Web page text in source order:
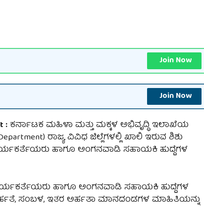
Join Now
Join Now
: ಕರ್ನಾಟಕ ಮಹಿಳಾ ಮತ್ತು ಮಕ್ಕಳ ಅಭಿವೃದ್ಧಿ ಇಲಾಖೆಯ
Department) ರಾಜ್ಯ ವಿವಿಧ ಜಿಲ್ಲೆಗಳಲ್ಲಿ ಖಾಲಿ ಇರುವ ಶಿಶು
ಹಾಗೂ ಅಂಗನವಾಡಿ ಸಹಾಯಕಿ ಹುದ್ದೆಗಳ
ಹಾಗೂ ಅಂಗನವಾಡಿ ಸಹಾಯಕಿ ಹುದ್ದೆಗಳ
ಸಂಬಳ, ಇತರ ಅರ್ಹತಾ ಮಾನದಂಡಗಳ ಮಾಹಿತಿಯನ್ನು